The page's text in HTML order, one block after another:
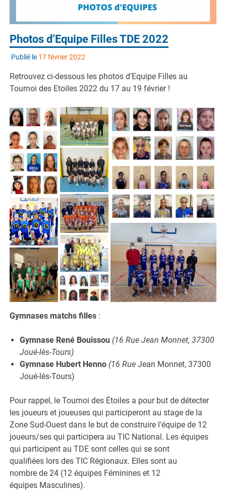
Photos d’Equipe Filles TDE 2022
Publié le 17 février 2022
Retrouvez ci-dessous les photos d’Equipe Filles au
Tournoi des Etoiles 2022 du 17 au 19 février !
Gymnases matchs filles :
Gymnase René Bouissou (16 Rue Jean Monnet, 37300
Joué-lès-Tours)
Gymnase Hubert Henno (16 Rue Jean Monnet, 37300
Joué-lès-Tours)
Pour rappel, le Tournoi des Étoiles a pour but de détecter
les joueurs et joueuses qui participeront au stage de la
Zone Sud-Ouest dans le but de construire l’équipe de 12
joueurs/ses qui participera au TIC National. Les équipes
qui participent au TDE sont celles qui se sont
qualifiées lors des TIC Régionaux. Elles sont au
nombre de 24 (12 équipes Féminines et 12
équipes Masculines).